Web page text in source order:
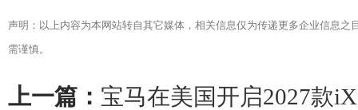
声明：以上内容为本网站转自其它媒体，相关信息仅为传递更多企业信息
需谨慎。
上一篇： 宝马在美国开启2027款